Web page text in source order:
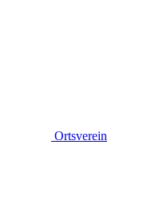
Ortsverein